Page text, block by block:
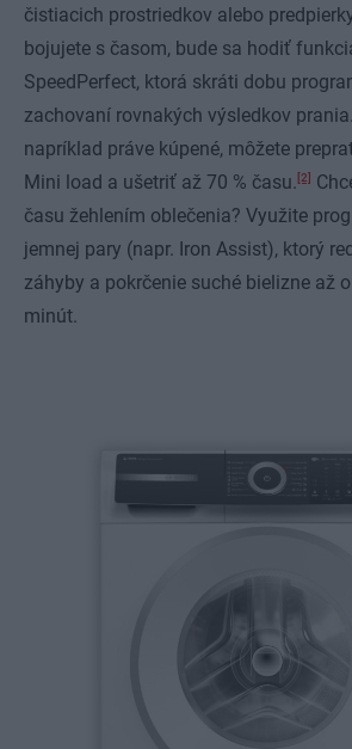
čistiacich prostriedkov alebo
bojujete s časom, bude sa hodiť
SpeedPerfect, ktorá skráti dobu
zachovaní rovnakých výsledkov prania.
napríklad práve kúpené, môžete
Mini load a ušetriť až 70 % času.[2]
času žehlením oblečenia? Využite
jemnej pary (napr. Iron Assist), ktorý
záhyby a pokrčenie suché bielizne až
minút.